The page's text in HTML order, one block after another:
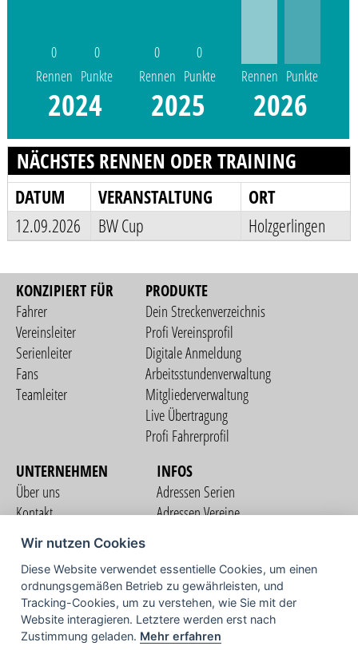
0
Rennen
0
Punkte
2024
0
Rennen
0
Punkte
2025
Rennen Punkte
2026
NÄCHSTES RENNEN ODER TRAINING
DATUM VERANSTALTUNG
ORT
12.09.2026
BW Cup Holzgerlingen
KONZIPIERT FÜR
Fahrer
Vereinsleiter
Serienleiter
Fans
Teamleiter
PRODUKTE
Dein Streckenverzeichnis
Profi Vereinsprofil
Digitale Anmeldung
Arbeitsstundenverwaltung
Mitgliederverwaltung
Live Übertragung
Profi Fahrerprofil
UNTERNEHMEN
Über uns
Kontakt
Nutzungsbedingungen
Datenschutzerklärung
Impressum
INFOS
Adressen Serien
Adressen Vereine
COMMUNITY
Wir nutzen Cookies
Diese Website verwendet essentielle Cookies, um einen
ordnungsgemäßen Betrieb zu gewährleisten, und
Tracking-Cookies, um zu verstehen, wie Sie mit der
Website interagieren. Letztere werden erst nach
Zustimmung geladen. Mehr erfahren